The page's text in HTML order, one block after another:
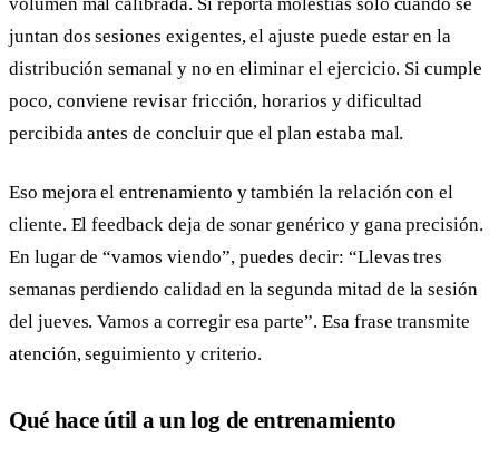
juntan dos sesiones exigentes, el ajuste puede estar en la
distribución semanal y no en eliminar el ejercicio. Si cumple
poco, conviene revisar fricción, horarios y dificultad
percibida antes de concluir que el plan estaba mal.
Eso mejora el entrenamiento y también la relación con el
cliente. El feedback deja de sonar genérico y gana precisión.
En lugar de “vamos viendo”, puedes decir: “Llevas tres
semanas perdiendo calidad en la segunda mitad de la sesión
del jueves. Vamos a corregir esa parte”. Esa frase transmite
atención, seguimiento y criterio.
Qué hace útil a un log de entrenamiento